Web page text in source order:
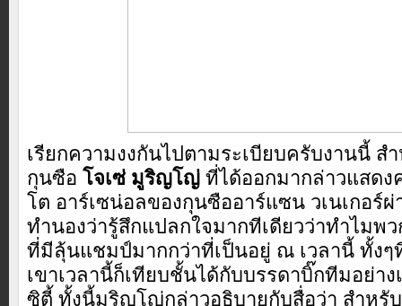
เรียกความงงกันไปตามระเบียบครับงานนี้ ส
กุนซือ โจเซ่ มูริญโญ่ ที่ได้ออกมากล่าวแสด
โต อาร์เซน่อลของกุนซืออาร์แซน วเนเกอร์
ทำนองว่ารู้สึกแปลกใจมากทีเดียวว่าทำไมพ
ที่มีลุ้นแชมป์มากกว่าที่เป็นอยู่ ณ เวลานี้ ทั้งๆ
เขาเวลานี้ก็เทียบชั้นได้กับบรรดาบิ๊กทีมอย่า
ซิตี้ ทั้งนี้มริญโญ่กล่าวอธิบายกับสื่อว่า สำหรั